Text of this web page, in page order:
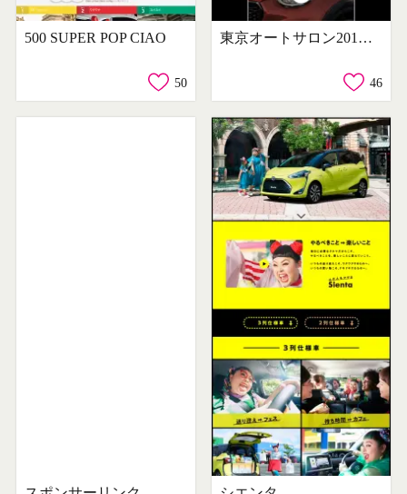
500 SUPER POP CIAO
50
東京オートサロン2018/大阪オートメッセ2018【ダイハツ】
46